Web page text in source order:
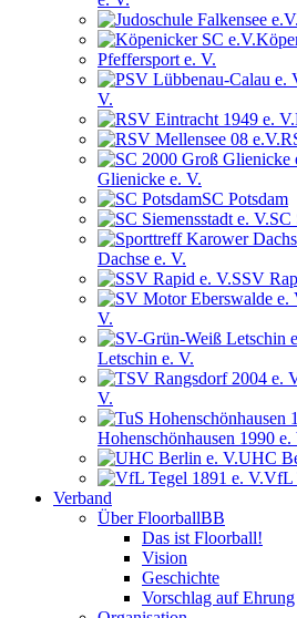
Pfeffersport e. V.
V.
Glienicke e. V.
SC Potsdam
SC
Dachse e. V.
SSV
V.
Letschin e. V.
V.
Hohenschönhausen 1990 e.
UHC
VfL
Verband
Über FloorballBB
Das ist Floorball!
Vision
Geschichte
Vorschlag auf Ehrung